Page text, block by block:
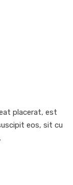
placerat, est
eos, sit cu